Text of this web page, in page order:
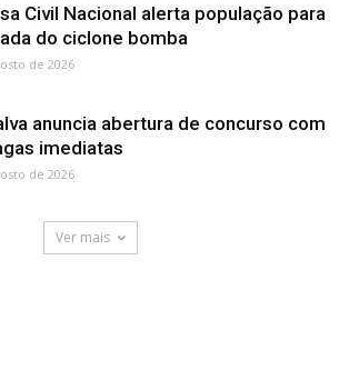
Civil Nacional alerta população para
do ciclone bomba
de 2026
anuncia abertura de concurso com
imediatas
de 2026
Ver mais